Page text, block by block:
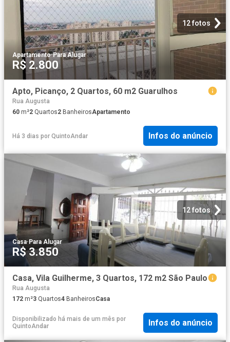
12 fotos
Apartamento·Para Alugar
R$ 2.800
Apto, Picanço, 2 Quartos, 60 m2 Guarulhos
Rua Augusta
60 m²2 Quartos2 BanheirosApartamento
Há 3 dias por QuintoAndar Infos do anúncio
12 fotos
Casa·Para Alugar
R$ 3.850
Casa, Vila Guilherme, 3 Quartos, 172 m2 São Paulo
Rua Augusta
172 m²3 Quartos4 BanheirosCasa
Disponibilizado há mais de um mês por
QuintoAndar
Infos do anúncio